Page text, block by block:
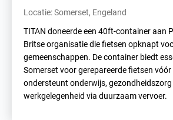
Locatie: Somerset, Engeland
TITAN doneerde een 40ft-container aan
Britse organisatie die fietsen opknapt
gemeenschappen. De container biedt
Somerset voor gerepareerde fietsen vóór
ondersteunt onderwijs, gezondheidszorg
werkgelegenheid via duurzaam vervoer.